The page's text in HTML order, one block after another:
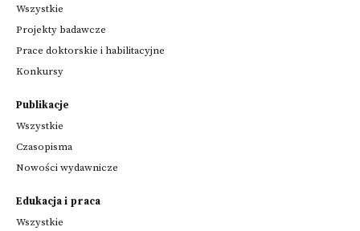
Wszystkie
Projekty badawcze
Prace doktorskie i habilitacyjne
Konkursy
Publikacje
Wszystkie
Czasopisma
Nowości wydawnicze
Edukacja i praca
Wszystkie